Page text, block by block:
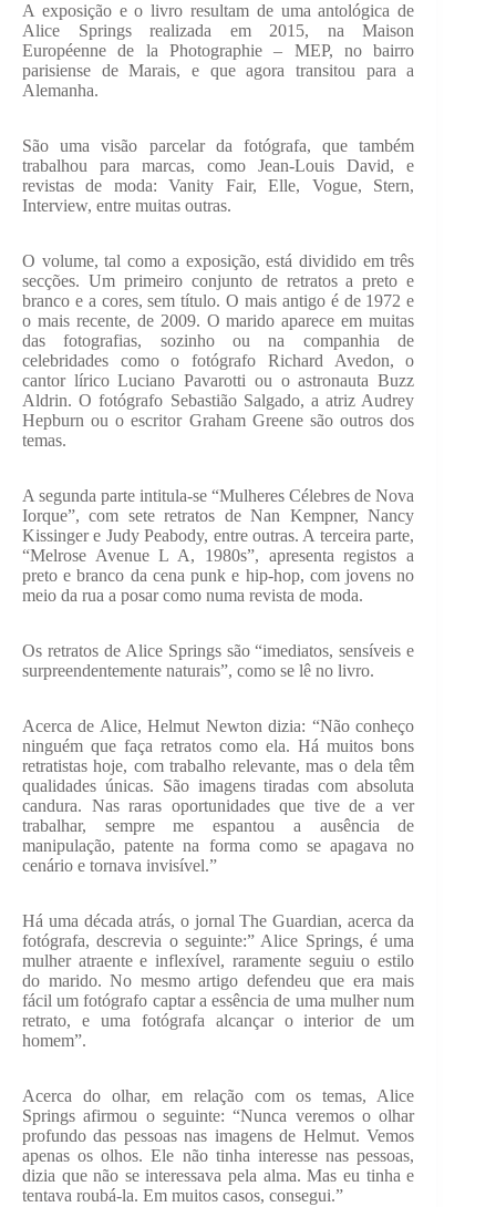
A exposição e o livro resultam de uma antológica de
Alice Springs realizada em 2015, na Maison
Européenne de la Photographie – MEP, no bairro
parisiense de Marais, e que agora transitou para a
Alemanha.
São uma visão parcelar da fotógrafa, que também
trabalhou para marcas, como Jean-Louis David, e
revistas de moda: Vanity Fair, Elle, Vogue, Stern,
Interview, entre muitas outras.
​O volume, tal como a exposição, está dividido em três
secções. Um primeiro conjunto de retratos a preto e
branco e a cores, sem título. O mais antigo é de 1972 e
o mais recente, de 2009. O marido aparece em muitas
das fotografias, sozinho ou na companhia de
celebridades como o fotógrafo Richard Avedon, o
cantor lírico Luciano Pavarotti ou o astronauta Buzz
Aldrin. O fotógrafo Sebastião Salgado, a atriz Audrey
Hepburn ou o escritor Graham Greene são outros dos
temas.
​A segunda parte intitula-se “Mulheres Célebres de Nova
Iorque”, com sete retratos de Nan Kempner, Nancy
Kissinger e Judy Peabody, entre outras. A terceira parte,
“Melrose Avenue L A, 1980s”, apresenta registos a
preto e branco da cena punk e hip-hop, com jovens no
meio da rua a posar como numa revista de moda.
​Os retratos de Alice Springs são “imediatos, sensíveis e
surpreendentemente naturais”, como se lê no livro.
​Acerca de Alice, Helmut Newton dizia: “Não conheço
ninguém que faça retratos como ela. Há muitos bons
retratistas hoje, com trabalho relevante, mas o dela têm
qualidades únicas. São imagens tiradas com absoluta
candura. Nas raras oportunidades que tive de a ver
trabalhar, sempre me espantou a ausência de
manipulação, patente na forma como se apagava no
cenário e tornava invisível.”
​Há uma década atrás, o jornal The Guardian, acerca da
fotógrafa, descrevia o seguinte:” Alice Springs, é uma
mulher atraente e inflexível, raramente seguiu o estilo
do marido. No mesmo artigo defendeu que era mais
fácil um fotógrafo captar a essência de uma mulher num
retrato, e uma fotógrafa alcançar o interior de um
homem”.
​Acerca do olhar, em relação com os temas, Alice
Springs afirmou o seguinte: “Nunca veremos o olhar
profundo das pessoas nas imagens de Helmut. Vemos
apenas os olhos. Ele não tinha interesse nas pessoas,
dizia que não se interessava pela alma. Mas eu tinha e
tentava roubá-la. Em muitos casos, consegui.”